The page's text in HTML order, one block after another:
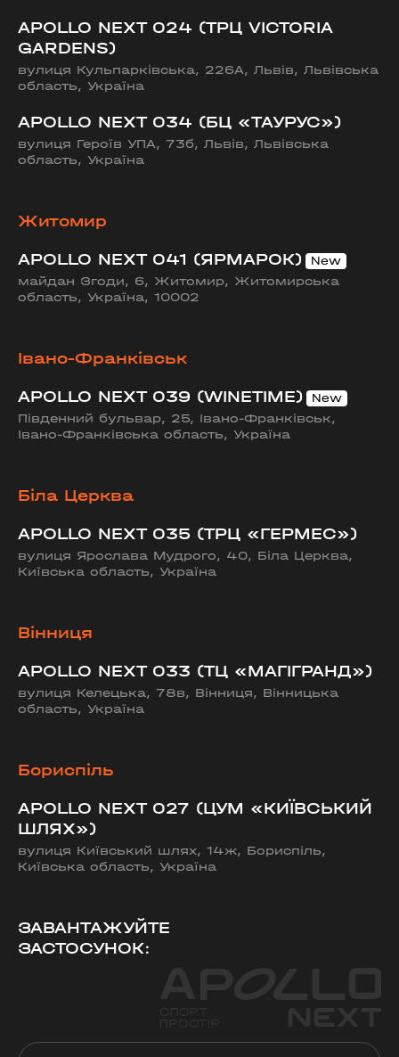
APOLLO NEXT 024 (ТРЦ VICTORIA
GARDENS)
вулиця Кульпарківська, 226А, Львів, Львівська
область, Україна
APOLLO NEXT 034 (БЦ «ТАУРУС»)
вулиця Героїв УПА, 73б, Львів, Львівська
область, Україна
Житомир
APOLLO NEXT 041 (ЯРМАРОК)
майдан Згоди, 6, Житомир, Житомирська
область, Україна, 10002
Івано-Франківськ
APOLLO NEXT 039 (WINETIME)
Південний бульвар, 25, Івано-Франківськ,
Івано-Франківська область, Україна
Біла Церква
APOLLO NEXT 035 (ТРЦ «ГЕРМЕС»)
вулиця Ярослава Мудрого, 40, Біла Церква,
Київська область, Україна
Вінниця
APOLLO NEXT 033 (ТЦ «МАГІГРАНД»)
вулиця Келецька, 78в, Вінниця, Вінницька
область, Україна
Бориспіль
APOLLO NEXT 027 (ЦУМ «КИЇВСЬКИЙ
ШЛЯХ»)
вулиця Київський шлях, 14ж, Бориспіль,
Київська область, Україна
ЗАВАНТАЖУЙТЕ
ЗАСТОСУНОК: